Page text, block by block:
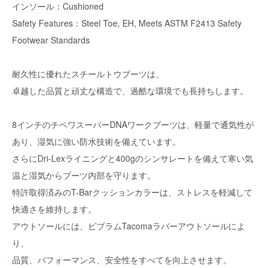
インソール：Cushioned
Safety Features：Steel Toe, EH, Meets ASTM F2413 Safety
Footwear Standards
耐久性に優れたスチールトウブーツは、
卓越した品質と頑丈な構造で、過酷な環境でも長持ちします。
8インチのチペワスーパーDNAワークブーツは、軽量で通気性が
あり、湿気に強い防水技術を備えています。
さらにDri-Lexライニングと400gのシンサレートを備えて寒い気
温と湿気からブーツ内部を守ります。
特許取得済みのT-Barクッションカラーは、ストレスを軽減して
快適さを維持します。
アウトソールには、ビブラムTacomaラバーアウトソールによ
り、
品質、パフォーマンス、安全性をすべてを向上させます。